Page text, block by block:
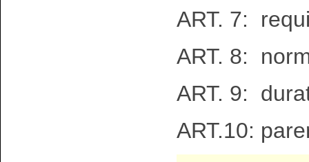
ART. 7:
ART. 8:
ART. 9:
ART.10: